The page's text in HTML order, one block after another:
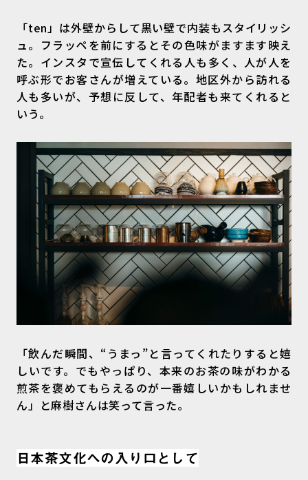
「ten」は外壁からして黒い壁で内装もスタイリッシ
ュ。フラッペを前にするとその色味がますます映え
た。インスタで宣伝してくれる人も多く、人が人を
呼ぶ形でお客さんが増えている。地区外から訪れる
人も多いが、予想に反して、年配者も来てくれると
いう。
「飲んだ瞬間、“うまっ”と言ってくれたりすると嬉
しいです。でもやっぱり、本来のお茶の味がわかる
煎茶を褒めてもらえるのが一番嬉しいかもしれませ
ん」と麻樹さんは笑って言った。
日本茶文化への入り口として